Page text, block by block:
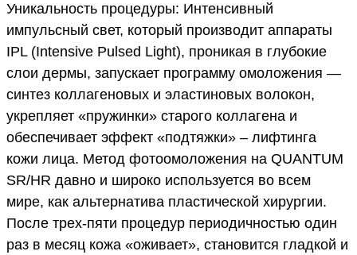
Уникальность процедуры: Интенсивный
импульсный свет, который производит аппараты
IPL (Intensive Pulsed Light), проникая в глубокие
слои дермы, запускает программу омоложения —
синтез коллагеновых и эластиновых волокон,
укрепляет «пружинки» старого коллагена и
обеспечивает эффект «подтяжки» – лифтинга
кожи лица. Метод фотоомоложения на QUANTUM
SR/НR давно и широко используется во всем
мире, как альтернатива пластической хирургии.
После трех-пяти процедур периодичностью один
раз в месяц кожа «оживает», становится гладкой и